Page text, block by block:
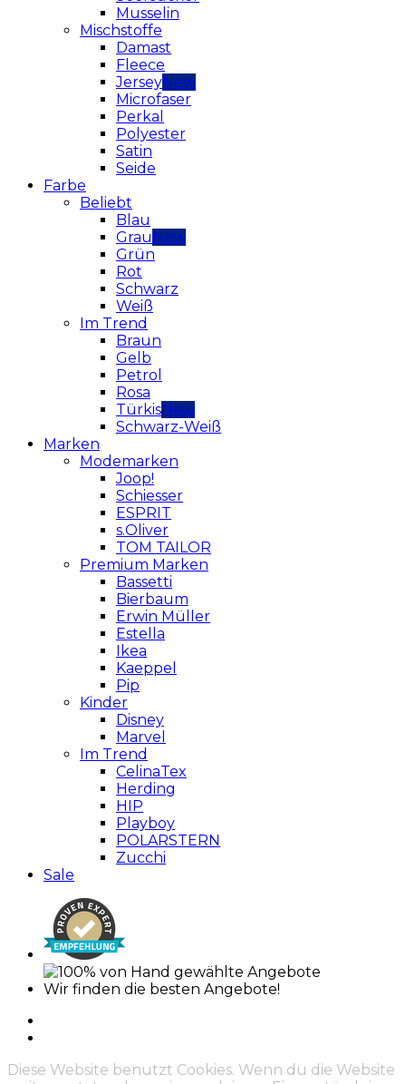
Musselin
Mischstoffe
Damast
Fleece
Jersey
Microfaser
Perkal
Polyester
Satin
Seide
Farbe
Beliebt
Blau
Grau
Grün
Rot
Schwarz
Weiß
Im Trend
Braun
Gelb
Petrol
Rosa
Türkis
Schwarz-Weiß
Marken
Modemarken
Joop!
Schiesser
ESPRIT
s.Oliver
TOM TAILOR
Premium Marken
Bassetti
Bierbaum
Erwin Müller
Estella
Ikea
Kaeppel
Pip
Kinder
Disney
Marvel
Im Trend
CelinaTex
Herding
HIP
Playboy
POLARSTERN
Zucchi
Sale
Wir finden die besten Angebote!
Diese Website benutzt Cookies. Wenn du die Website